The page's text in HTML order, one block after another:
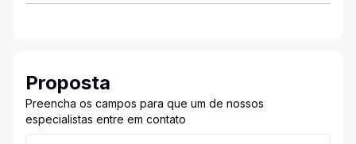
Proposta
Preencha os campos para que um de nossos
especialistas entre em contato